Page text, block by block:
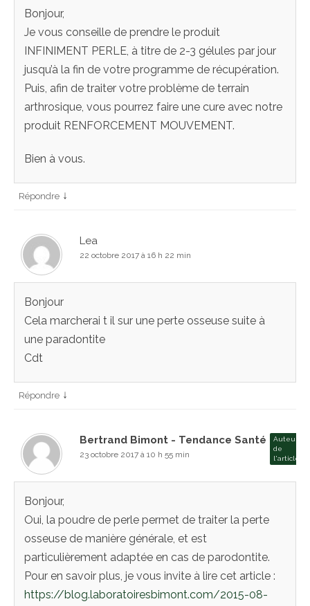
Bonjour,
Je vous conseille de prendre le produit
INFINIMENT PERLE, à titre de 2-3 gélules par jour
jusqu’à la fin de votre programme de récupération.
Puis, afin de traiter votre problème de terrain
arthrosique, vous pourrez faire une cure avec notre
produit RENFORCEMENT MOUVEMENT.
Bien à vous.
Répondre ↓
Lea
22 octobre 2017 à 16 h 22 min
Bonjour
Cela marcherai t il sur une perte osseuse suite à
une paradontite
Cdt
Répondre ↓
Bertrand Bimont - Tendance Santé
Auteur
de
l'article
23 octobre 2017 à 10 h 55 min
Bonjour,
Oui, la poudre de perle permet de traiter la perte
osseuse de manière générale, et est
particulièrement adaptée en cas de parodontite.
Pour en savoir plus, je vous invite à lire cet article :
https://blog.laboratoiresbimont.com/2015-08-